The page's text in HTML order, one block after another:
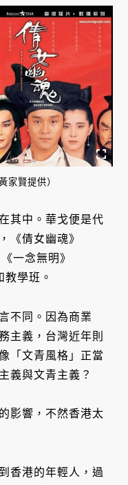
家賢提供）
其中。華戈便是代
《倩女幽魂》
一念無明》
教學班。
不同。因為商業
主義，台灣近年則
「文青風格」正當
義與文青主義？
影響，不然香港太
香港的年輕人，過